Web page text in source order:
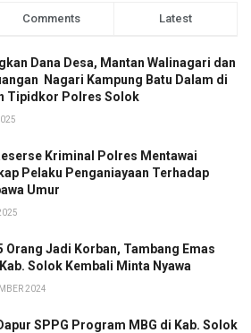
Comments Latest
Dana Desa, Mantan Walinagari dan
Nagari Kampung Batu Dalam di
Tipidkor Polres Solok
Kriminal Polres Mentawai
Pelaku Penganiayaan Terhadap
Umur
Orang Jadi Korban, Tambang Emas
Kab. Solok Kembali Minta Nyawa
2024
SPPG Program MBG di Kab. Solok